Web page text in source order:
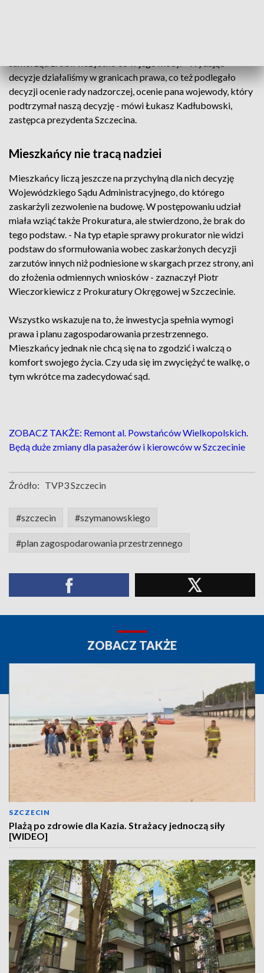
decyzje działaliśmy w granicach prawa, co też podlegało
decyzji ocenie rady nadzorczej, ocenie pana wojewody, który
podtrzymał naszą decyzję - mówi Łukasz Kadłubowski,
zastępca prezydenta Szczecina.
Mieszkańcy nie tracą nadziei
Mieszkańcy liczą jeszcze na przychylną dla nich decyzję
Wojewódzkiego Sądu Administracyjnego, do którego
zaskarżyli zezwolenie na budowę. W postępowaniu udział
miała wziąć także Prokuratura, ale stwierdzono, że brak do
tego podstaw. - Na typ etapie sprawy prokurator nie widzi
podstaw do sformułowania wobec zaskarżonych decyzji
zarzutów innych niż podniesione w skargach przez strony, ani
do złożenia odmiennych wniosków - zaznaczył Piotr
Wieczorkiewicz z Prokuratury Okręgowej w Szczecinie.
Wszystko wskazuje na to, że inwestycja spełnia wymogi
prawa i planu zagospodarowania przestrzennego.
Mieszkańcy jednak nie chcą się na to zgodzić i walczą o
komfort swojego życia. Czy uda się im zwyciężyć te walkę, o
tym wkrótce ma zadecydować sąd.
ZOBACZ TAKŻE: Remont al. Powstańców Wielkopolskich.
Będą duże zmiany dla pasażerów i kierowców w Szczecinie
Źródło: TVP3 Szczecin
#szczecin #szymanowskiego
#plan zagospodarowania przestrzennego
ZOBACZ TAKŻE
SZCZECIN
Plażą po zdrowie dla Kazia. Strażacy jednoczą siły
[WIDEO]